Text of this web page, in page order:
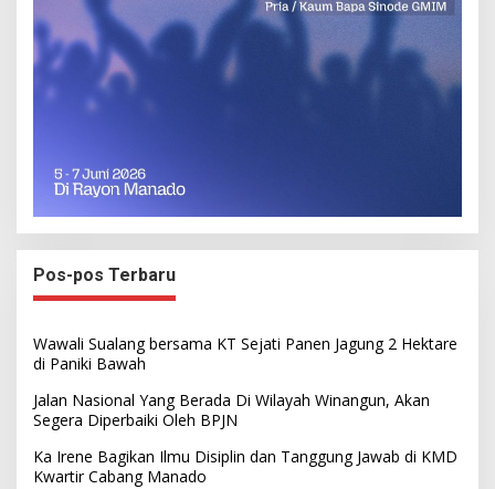
Pos-pos Terbaru
Wawali Sualang bersama KT Sejati Panen Jagung 2 Hektare
di Paniki Bawah
Jalan Nasional Yang Berada Di Wilayah Winangun, Akan
Segera Diperbaiki Oleh BPJN
Ka Irene Bagikan Ilmu Disiplin dan Tanggung Jawab di KMD
Kwartir Cabang Manado